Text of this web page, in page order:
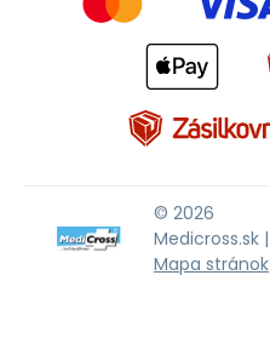
© 2026
Medicross.sk |
Mapa stránok